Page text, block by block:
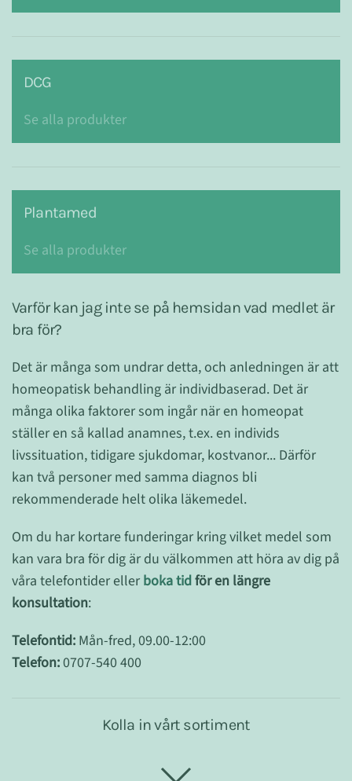
DCG
Se alla produkter
Plantamed
Se alla produkter
Varför kan jag inte se på hemsidan vad medlet är
bra för?
Det är många som undrar detta, och anledningen är att
homeopatisk behandling är individbaserad. Det är
många olika faktorer som ingår när en homeopat
ställer en så kallad anamnes, t.ex. en individs
livssituation, tidigare sjukdomar, kostvanor... Därför
kan två personer med samma diagnos bli
rekommenderade helt olika läkemedel.
Om du har kortare funderingar kring vilket medel som
kan vara bra för dig är du välkommen att höra av dig på
våra telefontider eller boka tidför en längre
konsultation:
Telefontid: Mån-fred, 09.00-12:00
Telefon:0707-540 400
Kolla in vårt sortiment